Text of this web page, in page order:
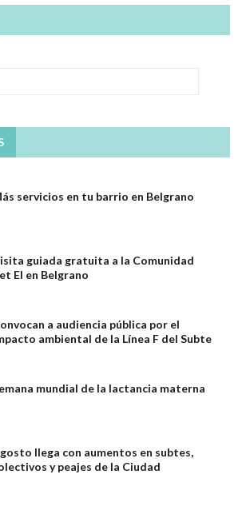
servicios en tu barrio en Belgrano
guiada gratuita a la Comunidad
El en Belgrano
a audiencia pública por el
ambiental de la Línea F del Subte
mundial de la lactancia materna
llega con aumentos en subtes,
y peajes de la Ciudad